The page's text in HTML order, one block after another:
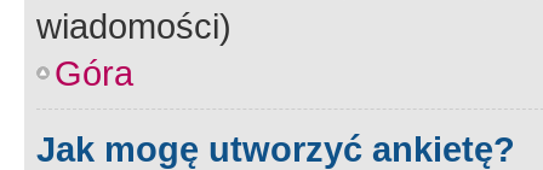
wiadomości)
Góra
Jak mogę utworzyć ankietę?